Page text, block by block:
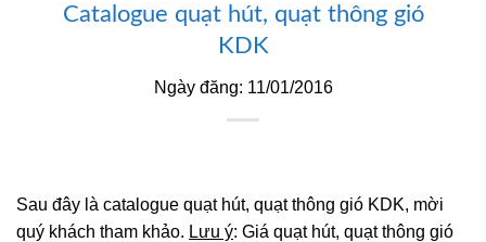
Catalogue quạt hút, quạt thông gió
KDK
Ngày đăng: 11/01/2016
Sau đây là catalogue quạt hút, quạt thông gió KDK, mời
quý khách tham khảo. Lưu ý: Giá quạt hút, quạt thông gió